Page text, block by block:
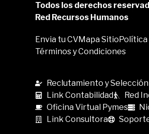
Todos los derechos
Red Recursos Humanos
Envia tu CVMapa SitioPolítica
Términos y Condiciones
Reclutamiento y
Link Contabilidad
Red
Oficina Virtual Pymes
Link Consultora